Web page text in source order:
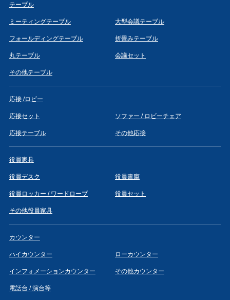
テーブル
ミーティングテーブル 大型会議テーブル
フォールディングテーブル 折畳みテーブル
丸テーブル 会議セット
その他テーブル
応接 /ロビー
応接セット ソファー / ロビーチェア
応接テーブル その他応接
役員家具
役員デスク 役員書庫
役員ロッカー / ワードローブ 役員セット
その他役員家具
カウンター
ハイカウンター ローカウンター
インフォメーションカウンター その他カウンター
電話台 / 演台等